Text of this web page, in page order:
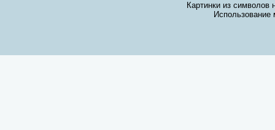
Картинки из символов
Использование